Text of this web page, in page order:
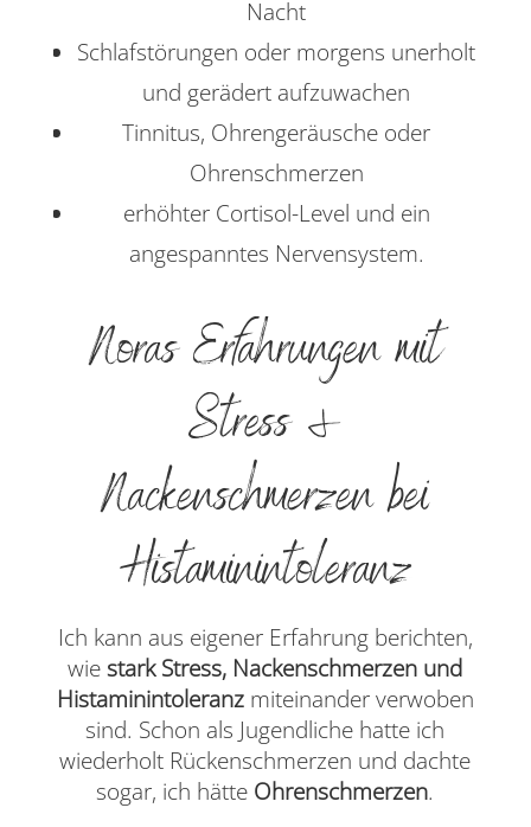
Nacht
Schlafstörungen oder morgens unerholt
und gerädert aufzuwachen
Tinnitus, Ohrengeräusche oder
Ohrenschmerzen
erhöhter Cortisol-Level und ein
angespanntes Nervensystem.
Noras Erfahrungen mit
Stress &
Nackenschmerzen bei
Histaminintoleranz
Ich kann aus eigener Erfahrung berichten,
wiestark Stress, Nackenschmerzen und
Histaminintoleranzmiteinander verwoben
sind. Schon als Jugendliche hatte ich
wiederholt Rückenschmerzen und dachte
sogar, ich hätte Ohrenschmerzen.